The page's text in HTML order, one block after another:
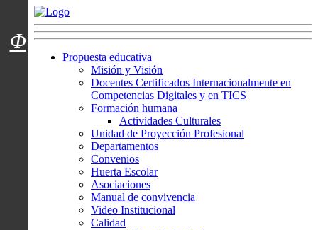
Menú usuarios
Propuesta educativa
Misión y Visión
Docentes Certificados Internacionalmente en
Competencias Digitales y en TICS
Formación humana
Actividades Culturales
Unidad de Proyección Profesional
Departamentos
Convenios
Huerta Escolar
Asociaciones
Manual de convivencia
Video Institucional
Calidad
Φ